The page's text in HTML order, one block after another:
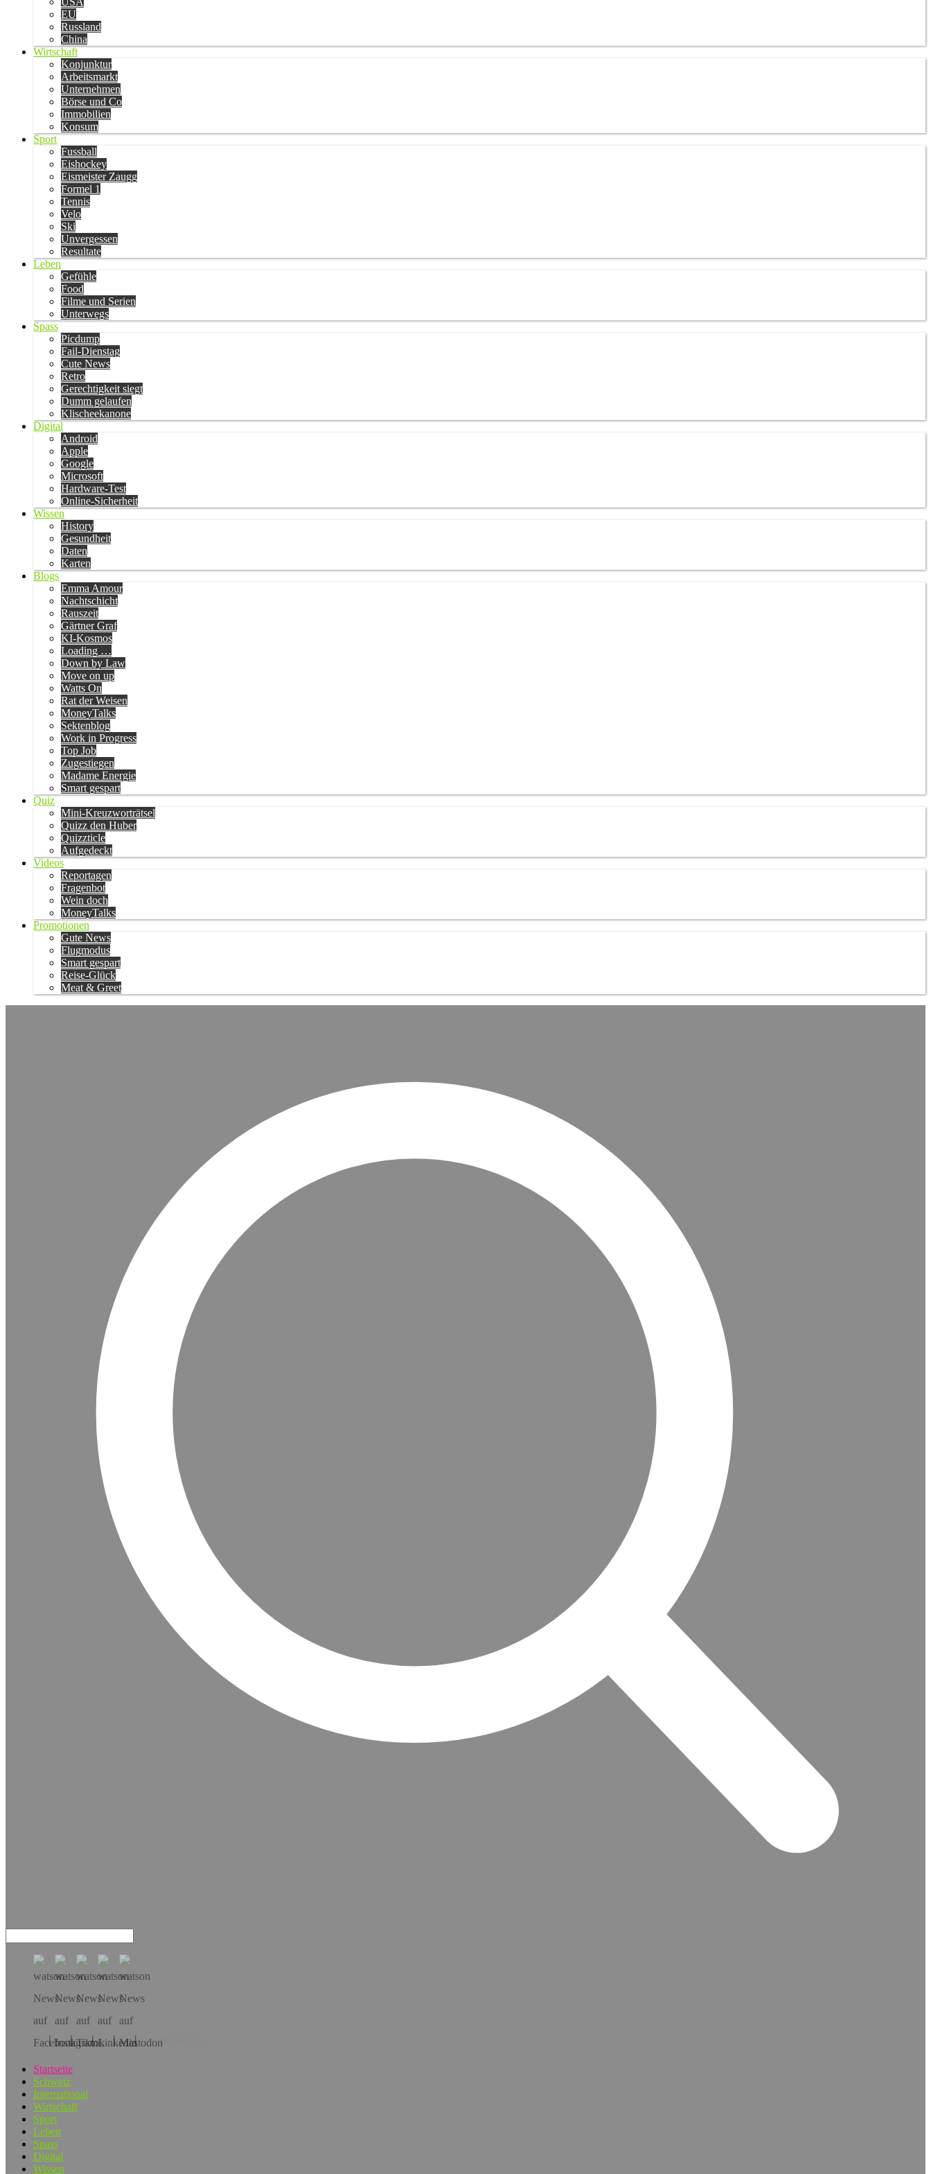
EU
Russland
China
Wirtschaft
Konjunktur
Arbeitsmarkt
Unternehmen
Börse und Co
Immobilien
Konsum
Sport
Fussball
Eishockey
Eismeister Zaugg
Formel 1
Tennis
Velo
Ski
Unvergessen
Resultate
Leben
Gefühle
Food
Filme und Serien
Unterwegs
Spass
Picdump
Fail-Dienstag
Cute News
Retro
Gerechtigkeit siegt
Dumm gelaufen
Klischeekanone
Digital
Android
Apple
Google
Microsoft
Hardware-Test
Online-Sicherheit
Wissen
History
Gesundheit
Daten
Karten
Blogs
Emma Amour
Nachtschicht
Rauszeit
Gärtner Graf
KI-Kosmos
Loading …
Down by Law
Move on up
Watts On
Rat der Weisen
MoneyTalks
Sektenblog
Work in Progress
Top Job
Zugestiegen
Madame Energie
Smart gespart
Quiz
Mini-Kreuzworträtsel
Quizz den Huber
Quizzticle
Aufgedeckt
Videos
Reportagen
Fragenbot
Wein doch
MoneyTalks
Promotionen
Gute News
Flugmodus
Smart gespart
Reise-Glück
Meat & Greet
Hol dir die App!
Startseite
Schweiz
International
Wirtschaft
Sport
Leben
Spass
Digital
Wissen